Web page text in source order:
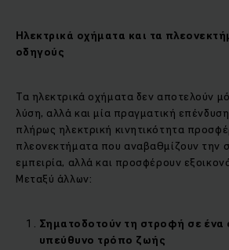
Ηλεκτρικά οχήματα και τα
οδηγούς
Τα ηλεκτρικά οχήματα δεν αποτελούν
λύση, αλλά και μία πραγματική
πλήρως ηλεκτρική κινητικότητα
πλεονεκτήματα που αναβαθμίζουν την
εμπειρία, αλλά και προσφέρουν
Μεταξύ άλλων:
Σηματοδοτούν τη στροφή σε ένα
υπεύθυνο τρόπο ζωής